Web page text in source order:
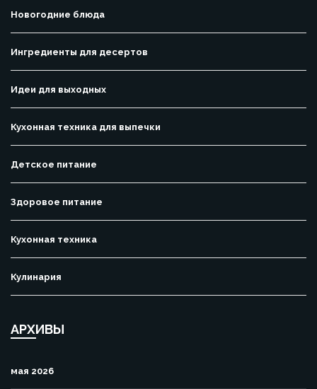
Новогодние блюда
Ингредиенты для десертов
Идеи для выходных
Кухонная техника для выпечки
Детское питание
Здоровое питание
Кухонная техника
Кулинария
АРХИВЫ
мая 2026